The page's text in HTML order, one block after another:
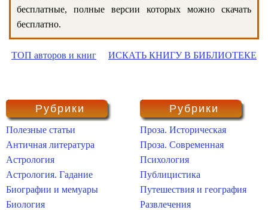
бесплатные, полные версии которых можно скачать
бесплатно.
ТОП авторов и книг ИСКАТЬ КНИГУ В БИБЛИОТЕКЕ
Рубрики
Полезные статьи
Античная литература
Астрология
Астрология. Гадание
Биографии и мемуары
Биология
Рубрики
Проза. Историческая
Проза. Современная
Психология
Публицистика
Путешествия и география
Развлечения